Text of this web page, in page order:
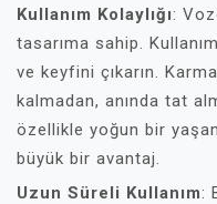
Kullanım Kolaylığı:
tasarıma sahip.
ve keyfini çıkarın.
kalmadan, anında tat
özellikle yoğun bir
büyük bir avantaj.
Uzun Süreli Kullanım: